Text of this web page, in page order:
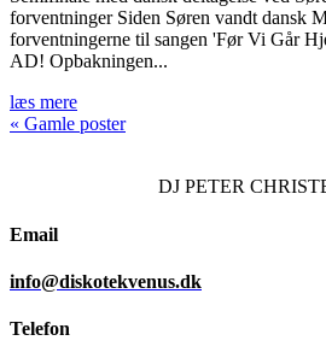
forventninger Siden Søren vandt dansk
forventningerne til sangen 'Før Vi Går
AD! Opbakningen...
læs mere
« Gamle poster
DJPETER
Email
info@diskotekvenus.dk
Telefon